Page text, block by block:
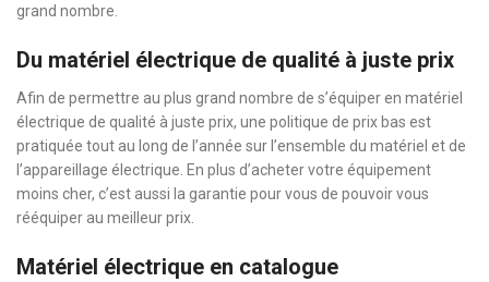
grand nombre.
Du matériel électrique de qualité à juste prix
Afin de permettre au plus grand nombre de s’équiper en matériel
électrique de qualité à juste prix, une politique de prix bas est
pratiquée tout au long de l’année sur l’ensemble du matériel et de
l’appareillage électrique. En plus d’acheter votre équipement
moins cher, c’est aussi la garantie pour vous de pouvoir vous
rééquiper au meilleur prix.
Matériel électrique en catalogue